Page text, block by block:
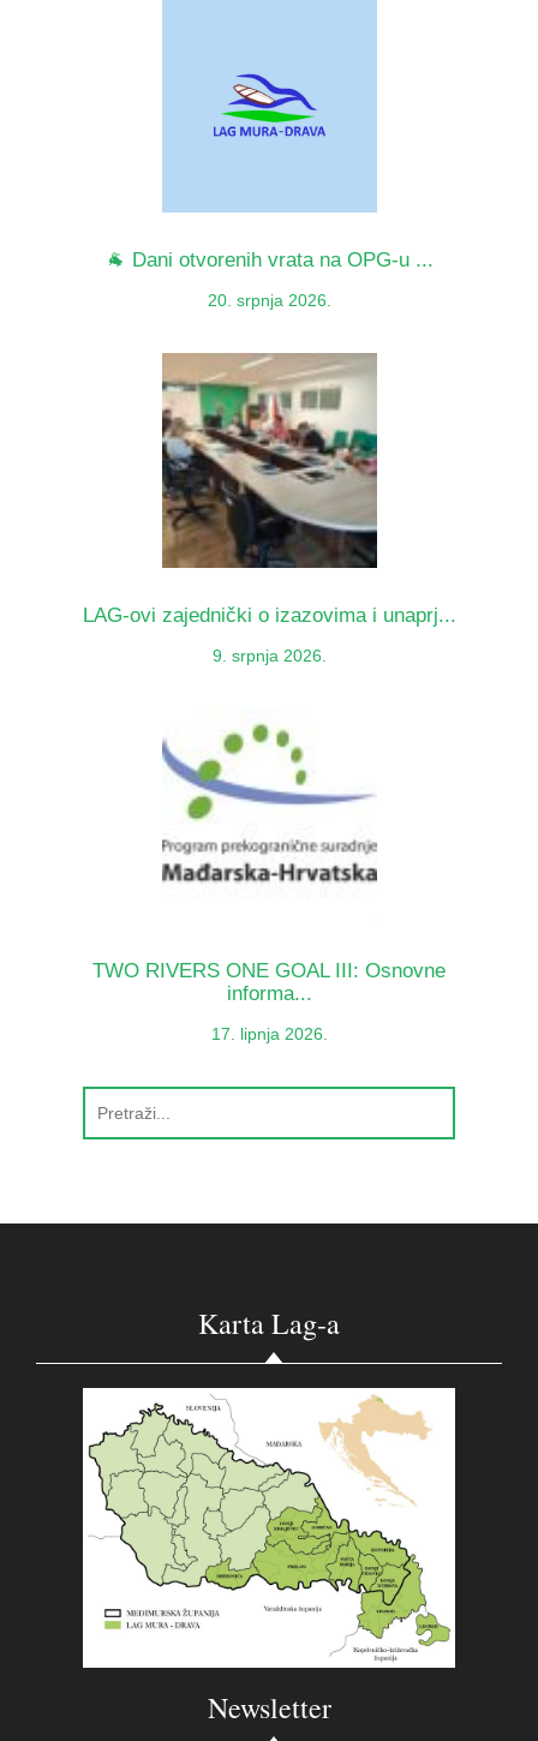
🐐 Dani otvorenih vrata na OPG-u ...
20. srpnja 2026.
LAG-ovi zajednički o izazovima i unaprj...
9. srpnja 2026.
TWO RIVERS ONE GOAL III: Osnovne
informa...
17. lipnja 2026.
Karta Lag-a
Newsletter